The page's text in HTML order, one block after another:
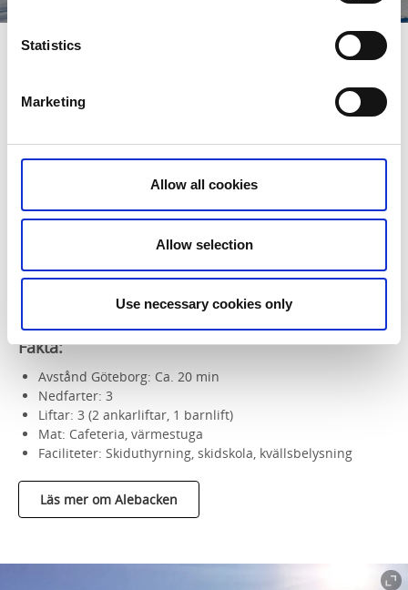
Statistics
Marketing
Allow all cookies
Allow selection
Use necessary cookies only
– Fartfylld skidåkning precis utanför Göteborg
åkning för både nybörjare och mer erfarna skidåkare. När
du kommer ner från backen väntar två släpliftar och en
knapplift på att ta dig upp igen. Efter några timmar i backen
kan du behöva ladda batterierna för att kunna ge dig ut
igen. Då är du välkommen att sitta ner med en dricka, godis,
korv med mera, i Alebackens servering.
Du kan köpa ditt liftkort online innan du kommer till
Fakta:
Avstånd Göteborg: Ca. 20 min
Nedfarter: 3
Liftar: 3 (2 ankarliftar, 1 barnlift)
Mat: Cafeteria, värmestuga
Faciliteter: Skiduthyrning, skidskola, kvällsbelysning
Läs mer om Alebacken